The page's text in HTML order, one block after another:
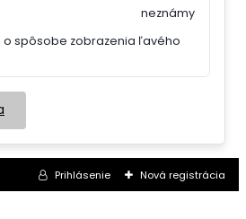
o spôsobe zobrazenia ľavého
neznámy
Prihlásenie Nová registrácia